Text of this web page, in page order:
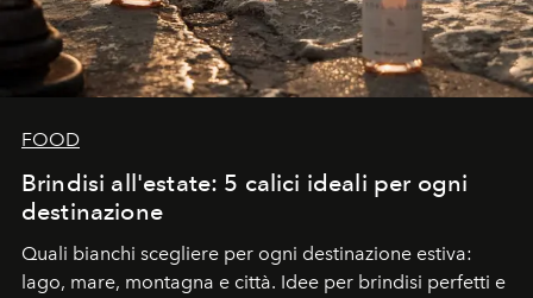
FOOD
Brindisi all'estate: 5 calici ideali per ogni
destinazione
Quali bianchi scegliere per ogni destinazione estiva:
lago, mare, montagna e città. Idee per brindisi perfetti e